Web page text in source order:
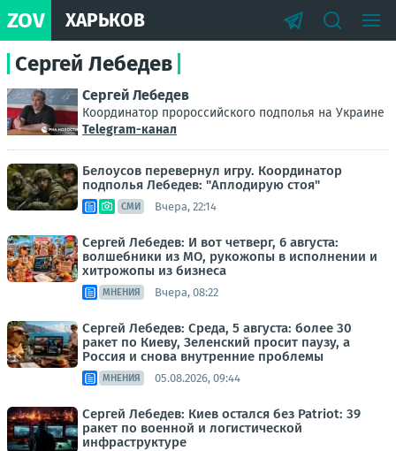
ZOV ХАРЬКОВ
Сергей Лебедев
Сергей Лебедев
Координатор пророссийского подполья на Украине
Telegram-канал
Белоусов перевернул игру. Координатор
подполья Лебедев: "Аплодирую стоя"
СМИ Вчера, 22:14
Сергей Лебедев: И вот четверг, 6 августа:
волшебники из МО, рукожопы в исполнении и
хитрожопы из бизнеса
МНЕНИЯ Вчера, 08:22
Сергей Лебедев: Среда, 5 августа: более 30
ракет по Киеву, Зеленский просит паузу, а
Россия и снова внутренние проблемы
МНЕНИЯ 05.08.2026, 09:44
Сергей Лебедев: Киев остался без Patriot: 39
ракет по военной и логистической
инфраструктуре